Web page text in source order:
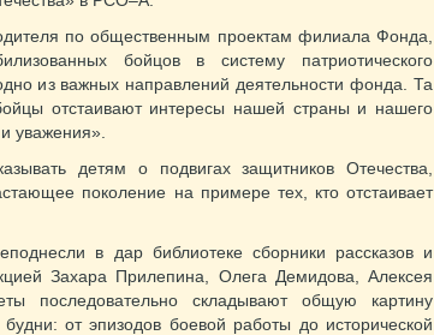
и
Жизнь районных
библиотек
по общественным проектам филиала Фонда,
бойцов в систему патриотического
из важных направлений деятельности фонда. Та
отстаивают интересы нашей страны и нашего
уважения».
детям о подвигах защитников Отечества,
поколение на примере тех, кто отстаивает
в дар библиотеке сборники рассказов и
Захара Прилепина, Олега Демидова, Алексея
последовательно складывают общую картину
от эпизодов боевой работы до исторической